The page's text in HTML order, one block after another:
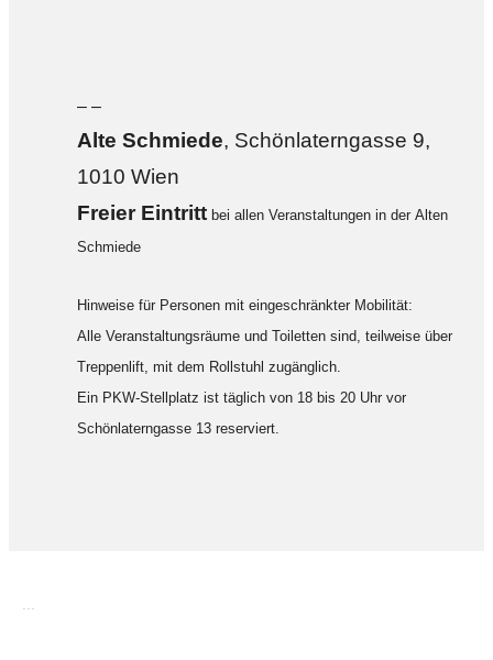
– –
Alte Schmiede, Schönlaterngasse 9,
1010 Wien
Freier Eintritt bei allen Veranstaltungen in der Alten
Schmiede
Hinweise für Personen mit eingeschränkter Mobilität:
Alle Veranstaltungsräume und Toiletten sind, teilweise über
Treppenlift, mit dem Rollstuhl zugänglich.
Ein PKW-Stellplatz ist täglich von 18 bis 20 Uhr vor
Schönlaterngasse 13 reserviert.
...